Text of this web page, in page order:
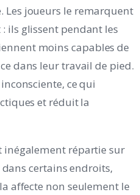
Les joueurs le remarquent
ils glissent pendant les
moins capables de
dans leur travail de pied.
ce qui
et réduit la
inégalement répartie sur
certains endroits,
affecte non seulement le